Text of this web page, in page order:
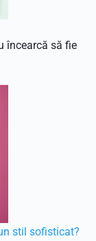
încearcă să fie
stil sofisticat?